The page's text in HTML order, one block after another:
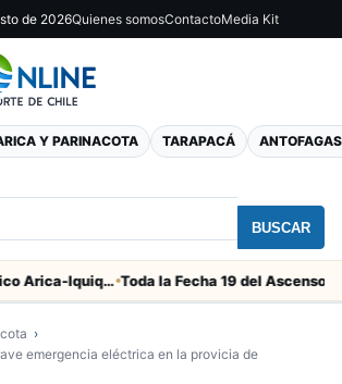
de 2026Quienes somosContactoMedia Kit
Y PARINACOTA TARAPACÁ
BUSCAR
Duro castigo por la camorra en el clásico Arica-Iquique Toda la Fecha 19 del Ascenso que
emergencia eléctrica en la provicia de